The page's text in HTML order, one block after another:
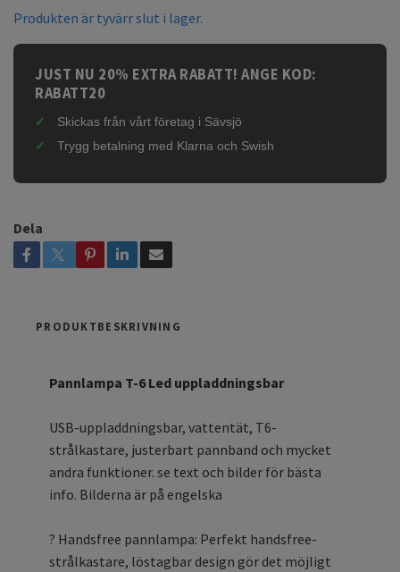
Produkten är tyvärr slut i lager.
JUST NU 20% EXTRA RABATT! ANGE KOD:
RABATT20
Skickas från vårt företag i Sävsjö
Trygg betalning med Klarna och Swish
Dela
PRODUKTBESKRIVNING
Pannlampa T-6 Led uppladdningsbar
USB-uppladdningsbar, vattentät, T6-
strålkastare, justerbart pannband och mycket
andra funktioner. se text och bilder för bästa
info. Bilderna är på engelska
? Handsfree pannlampa: Perfekt handsfree-
strålkastare, löstagbar design gör det möjligt